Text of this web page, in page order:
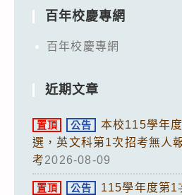
百年校慶專網
百年校慶專網
近期文章
置頂 公告
本校115學年
選，英文科第1次招考無人
考2026-08-09
置頂 公告
115學年度第1